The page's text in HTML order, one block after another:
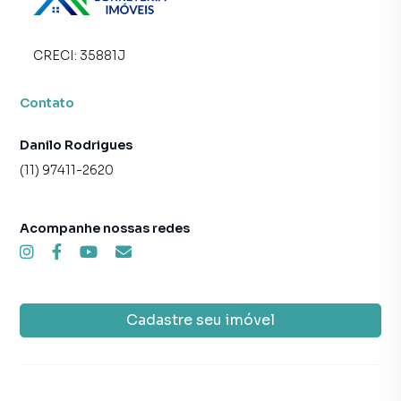
CRECI: 35881J
Contato
Danilo Rodrigues
(11) 97411-2620
Cadastre seu imóvel
Acompanhe nossas redes